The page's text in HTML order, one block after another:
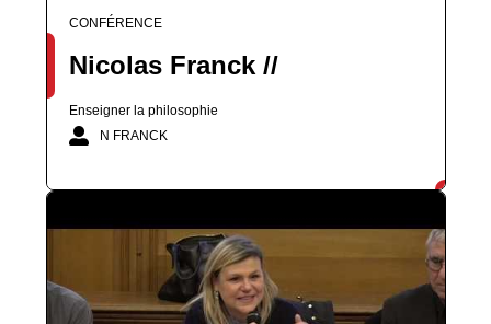
CONFÉRENCE
Nicolas Franck //
Enseigner la philosophie
N FRANCK